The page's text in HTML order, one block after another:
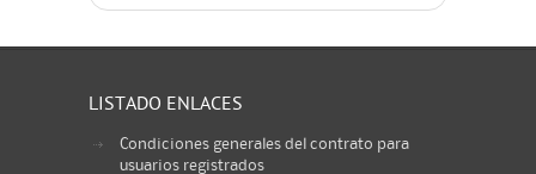
LISTADO ENLACES
Condiciones generales del contrato para
usuarios registrados